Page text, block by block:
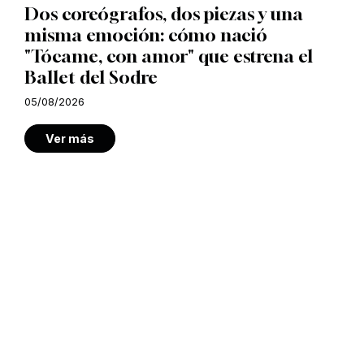
Dos coreógrafos, dos piezas y una
misma emoción: cómo nació
"Tócame, con amor" que estrena el
Ballet del Sodre
05/08/2026
Ver más